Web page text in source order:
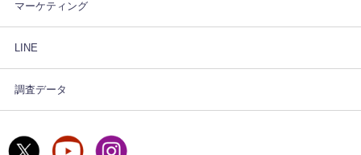
マーケティング
LINE
調査データ